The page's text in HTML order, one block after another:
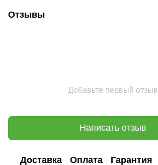
Отзывы
Добавьте первый отзыв
Написать отзыв
Доставка Оплата Гарантия